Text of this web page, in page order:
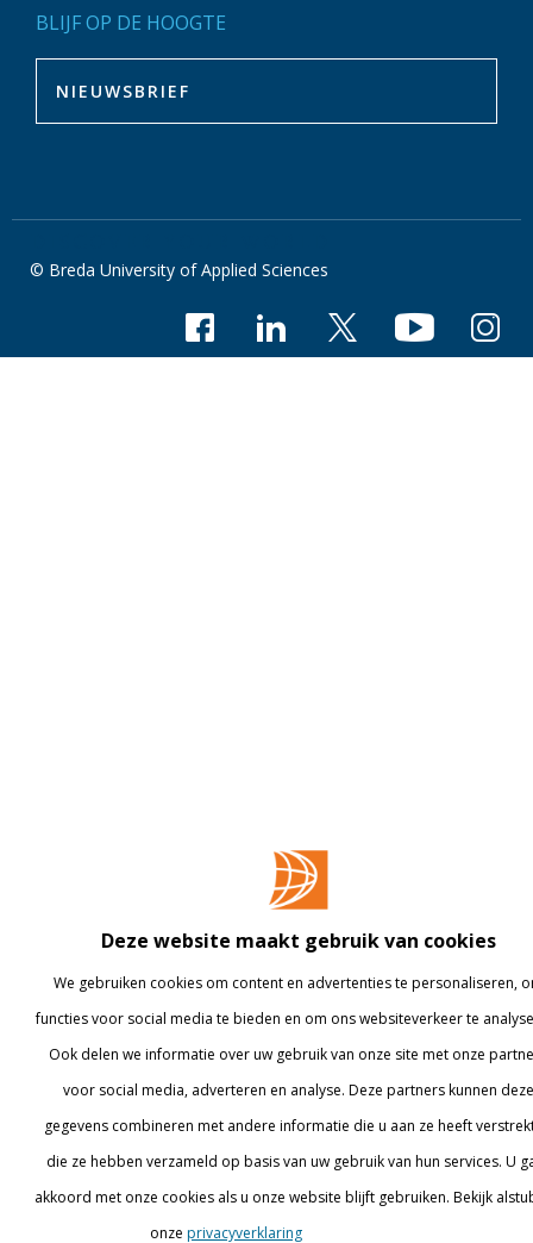
BLIJF OP DE HOOGTE
© Breda University of Applied Sciences
Deze website maakt gebruik van cookies
We gebruiken cookies om content en advertenties te personaliseren,
functies voor social media te bieden en om ons websiteverkeer te
Ook delen we informatie over uw gebruik van onze site met onze
voor social media, adverteren en analyse. Deze partners kunnen deze
gegevens combineren met andere informatie die u aan ze heeft
die ze hebben verzameld op basis van uw gebruik van hun services. U
akkoord met onze cookies als u onze website blijft gebruiken. Bekijk
onzeprivacyverklaring